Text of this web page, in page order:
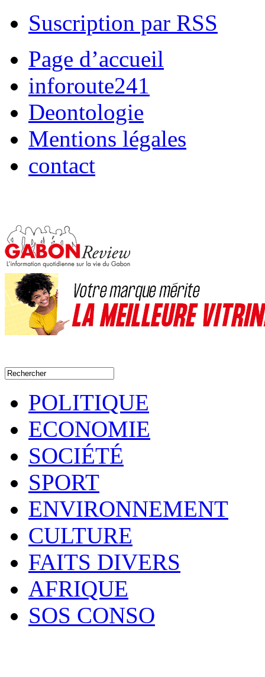
Suscription par RSS
Page d’accueil
inforoute241
Deontologie
Mentions légales
contact
POLITIQUE
ECONOMIE
SOCIÉTÉ
SPORT
ENVIRONNEMENT
CULTURE
FAITS DIVERS
AFRIQUE
SOS CONSO